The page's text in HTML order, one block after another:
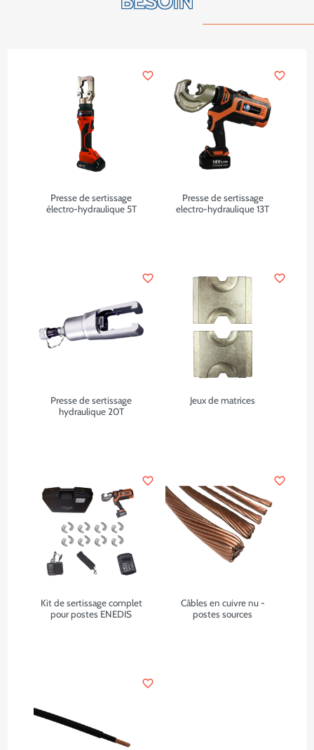
Presse de sertissage
électro-hydraulique 5T
favorite_border
Presse de sertissage
electro-hydraulique 13T
favorite_border
Presse de sertissage
hydraulique 20T
favorite_border
Jeux de matrices
favorite_border
Kit de sertissage complet
pour postes ENEDIS
favorite_border
Câbles en cuivre nu -
postes sources
favorite_border
favorite_border